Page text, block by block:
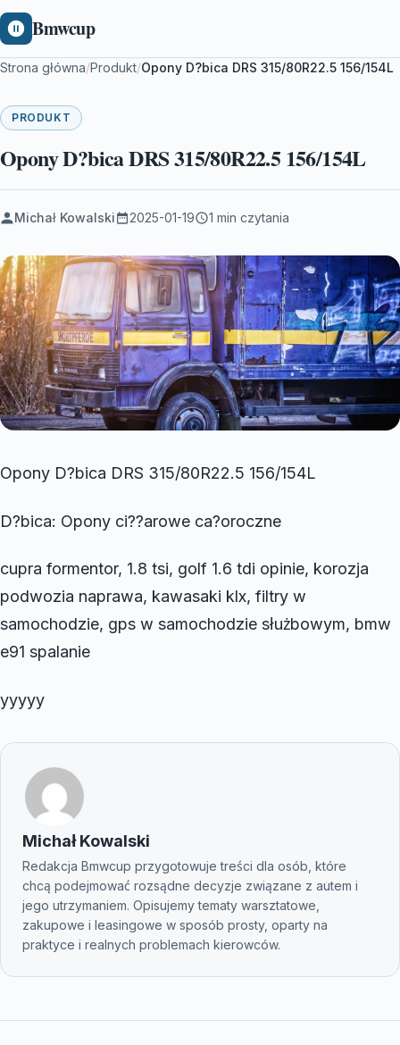
Bmwcup
Strona główna/Produkt/Opony D?bica DRS 315/80R22.5 156/154L
PRODUKT
Opony D?bica DRS 315/80R22.5 156/154L
Michał Kowalski 2025-01-19 1 min czytania
Opony D?bica DRS 315/80R22.5 156/154L
D?bica: Opony ci??arowe ca?oroczne
cupra formentor, 1.8 tsi, golf 1.6 tdi opinie, korozja
podwozia naprawa, kawasaki klx, filtry w
samochodzie, gps w samochodzie służbowym, bmw
e91 spalanie
yyyyy
Michał Kowalski
Redakcja Bmwcup przygotowuje treści dla osób, które
chcą podejmować rozsądne decyzje związane z autem i
jego utrzymaniem. Opisujemy tematy warsztatowe,
zakupowe i leasingowe w sposób prosty, oparty na
praktyce i realnych problemach kierowców.